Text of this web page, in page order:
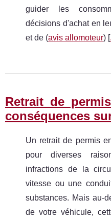
guider les
décisions d'achat en
et de (avis allomoteur) [
Retrait de
conséquences
Un retrait de permis
pour diverses
infractions de la
vitesse ou une
substances. Mais au-
de votre véhicule,